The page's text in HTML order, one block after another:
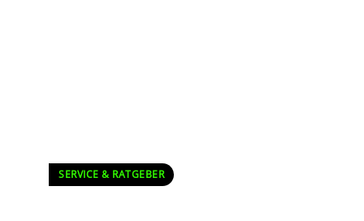
SERVICE & RATGEBER